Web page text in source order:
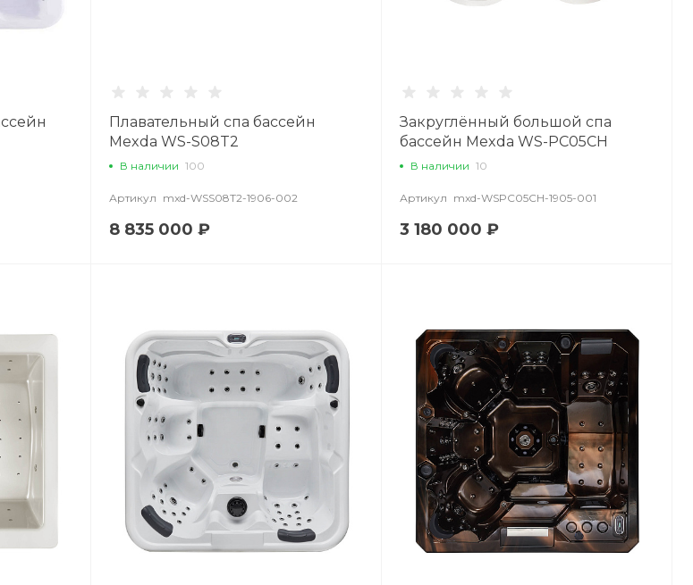
Плавательный спа бассейн
Mexda WS-S08T2
В наличии 100
Артикул mxd-WSS08T2-1906-002
8 835 000 ₽
Закруглённый большой спа
бассейн Mexda WS-PC05CH
В наличии 10
Артикул mxd-WSPC05CH-1905-001
3 180 000 ₽